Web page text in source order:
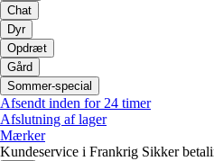
Chat
Dyr
Opdræt
Gård
Sommer-special
Afsendt inden for 24 timer
Afslutning af lager
Mærker
Kundeservice i Frankrig Sikker